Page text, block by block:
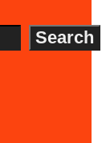
Search